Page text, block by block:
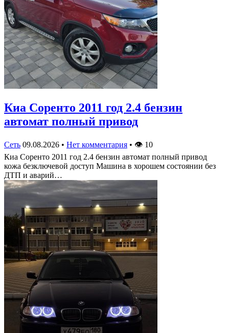
Киа Соренто 2011 год 2.4 бензин
автомат полный привод
Сеть 09.08.2026 • Нет комментария • 👁 10
Киа Соренто 2011 год 2.4 бензин автомат полный привод
кожа безключевой доступ Машина в хорошем состоянии без
ДТП и аварий…